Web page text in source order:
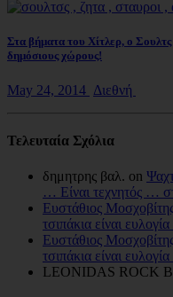
Στα βήματα του Χίτλερ, ο
δημόσιους χώρους!
May 24, 2014 Διεθνή
Τελευταία Σχόλια
δημητρης βαλ. on
… Είναι τεχνητός …
Ευστάθιος
τσιπάκια είναι
Ευστάθιος
τσιπάκια είναι
LEONIDAS ROCK